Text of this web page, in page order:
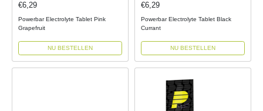
€6,29
Powerbar Electrolyte Tablet Pink
Grapefruit
NU BESTELLEN
€6,29
Powerbar Electrolyte Tablet Black
Currant
NU BESTELLEN